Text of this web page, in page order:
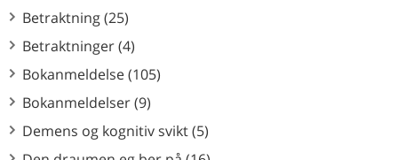
Betraktning (25)
Betraktninger (4)
Bokanmeldelse (105)
Bokanmeldelser (9)
Demens og kognitiv svikt (5)